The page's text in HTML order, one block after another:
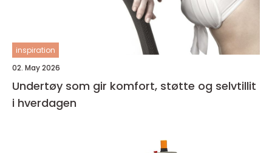
inspiration
02. May 2026
Undertøy som gir komfort, støtte og selvtillit
i hverdagen